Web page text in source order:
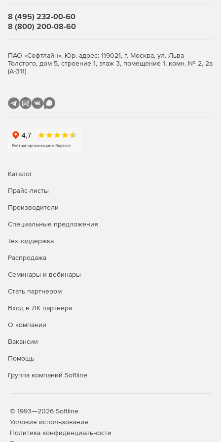
то зарубежные системы информационного
моделирования (Archicad, Revit, Allpla) или любые другие
Базы данных производителей оборудования
шкафов и кабеленесущих систем. Все базы легко
редактируются и пополняются. Кроме того, для группы
запуске программы локальные базы синхронизируются с
сетевой, что позволяет работать даже без сетевого
Купите nanoCAD BIM СКС 25 в нашем интернет-
магазине по доступной цене.
8 (495) 232-00-60
8 (800) 200-08-60
ПАО «Софтлайн». Юр. адрес: 119021, г. Москва, ул. Льва
Толстого, дом 5, строение 1, этаж 3, помещение 1, комн. № 2, 2а
(А-311)
Каталог
Прайс-листы
Производители
Специальные предложения
Техподдержка
Распродажа
Семинары и вебинары
Стать партнером
Вход в ЛК партнера
О компании
Вакансии
Помощь
Группа компаний Softline
© 1993—2026 Softline
Условия использования
Политика конфиденциальности